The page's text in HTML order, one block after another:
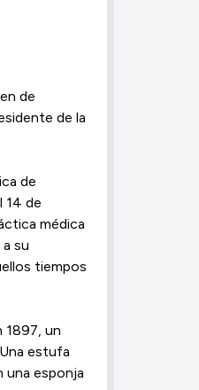
de
de la
de
14 de
médica
su
tiempos
1897, un
estufa
una esponja